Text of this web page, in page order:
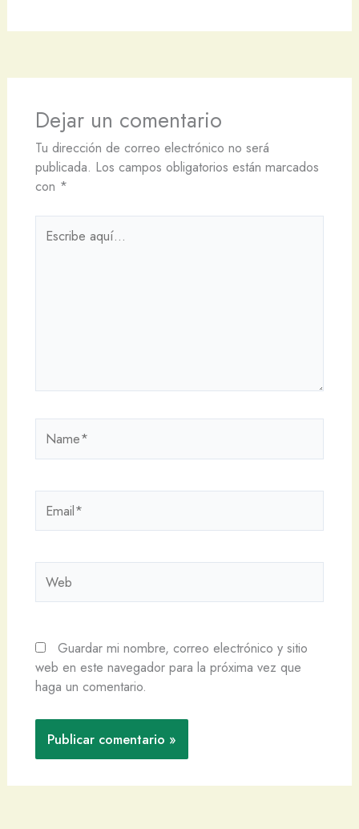
Dejar un comentario
Tu dirección de correo electrónico no será
publicada. Los campos obligatorios están marcados
con *
aquí...
Guardar mi nombre, correo electrónico y sitio
web en este navegador para la próxima vez que
haga un comentario.